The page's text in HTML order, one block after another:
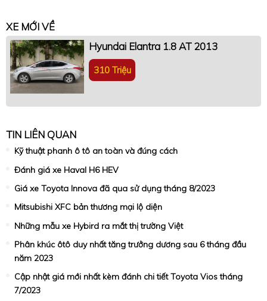
XE MỚI VỀ
Hyundai Elantra 1.8 AT 2013
310 Triệu
TIN LIÊN QUAN
Kỹ thuật phanh ô tô an toàn và đúng cách
Đánh giá xe Haval H6 HEV
Giá xe Toyota Innova đã qua sử dụng tháng 8/2023
Mitsubishi XFC bản thương mại lộ diện
Những mẫu xe Hybird ra mắt thị trường Việt
Phân khúc ôtô duy nhất tăng trưởng dương sau 6 tháng đầu
năm 2023
Cập nhật giá mới nhất kèm đánh chi tiết Toyota Vios tháng
7/2023